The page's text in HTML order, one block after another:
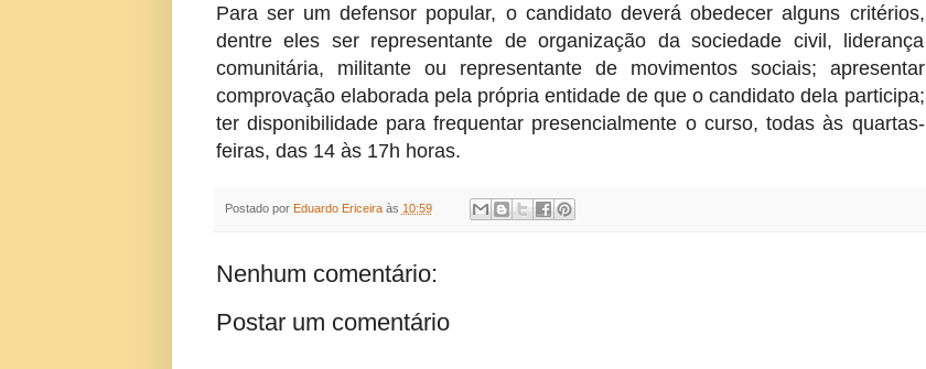
Para ser um defensor popular, o candidato deverá obedecer alguns critérios,
dentre eles ser representante de organização da sociedade civil, liderança
comunitária, militante ou representante de movimentos sociais; apresentar
comprovação elaborada pela própria entidade de que o candidato dela participa;
ter disponibilidade para frequentar presencialmente o curso, todas às quartas-
feiras, das 14 às 17h horas.
Postado por Eduardo Ericeira às 10:59
Nenhum comentário:
Postar um comentário